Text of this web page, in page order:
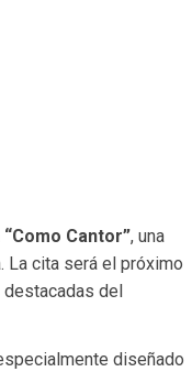
“Como Cantor”, una
La cita será el próximo
del
diseñado